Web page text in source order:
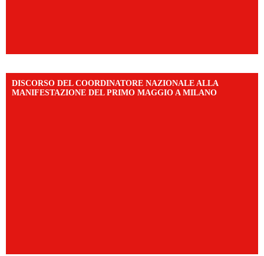
DISCORSO DEL COORDINATORE NAZIONALE ALLA
MANIFESTAZIONE DEL PRIMO MAGGIO A MILANO